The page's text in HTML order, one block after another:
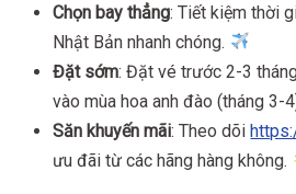
Chọn bay thẳng: Tiết kiệm thời
Nhật Bản nhanh chóng.
Đặt sớm: Đặt vé trước 2-3
vào mùa hoa anh đào (tháng 3-
Săn khuyến mãi: Theo dõi
ưu đãi từ các hãng hàng không.